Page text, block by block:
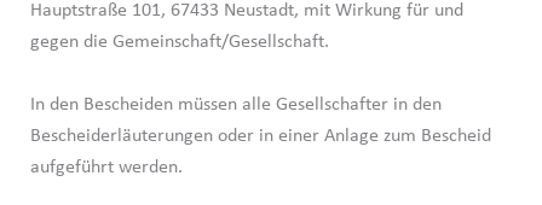
Hauptstraße 101, 67433 Neustadt, mit Wirkung für und
gegen die Gemeinschaft/Gesellschaft.
In den Bescheiden müssen alle Gesellschafter in den
Bescheiderläuterungen oder in einer Anlage zum Bescheid
aufgeführt werden.